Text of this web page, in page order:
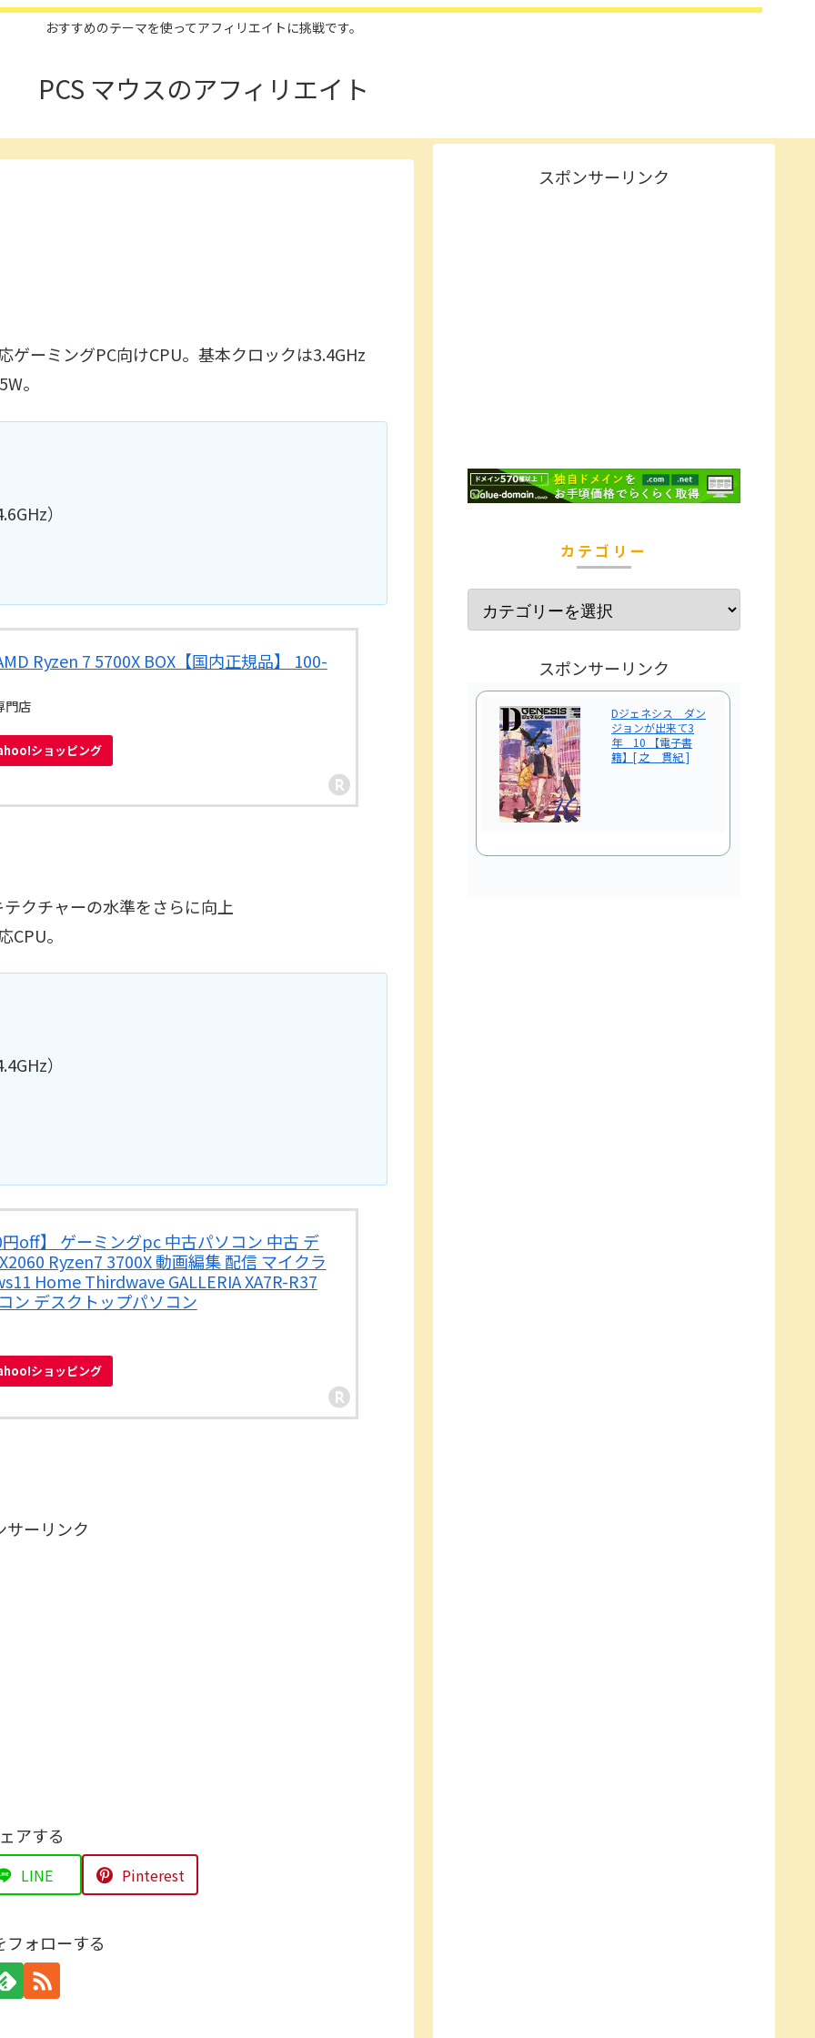
おすすめのテーマを使ってアフィリエイトに挑戦です。
PCS マウスのアフィリエイト
ーミングPC向けCPU。基本クロックは3.4GHz
。
）
Ryzen 7 5700X BOX【国内正規品】 100-
門店
ショッピング
クチャーの水準をさらに向上
。
）
off】 ゲーミングpc 中古パソコン 中古 デ
Ryzen7 3700X 動画編集 配信 マイクラ
Home Thirdwave GALLERIA XA7R-R37
ン デスクトップパソコン
ショッピング
サーリンク
アする
LINE Pinterest
フォローする
スポンサーリンク
カテゴリー
スポンサーリンク
Dジェネシス ダン
ジョンが出来て3
年 10 【電子書
籍】[ 之 貫紀 ]